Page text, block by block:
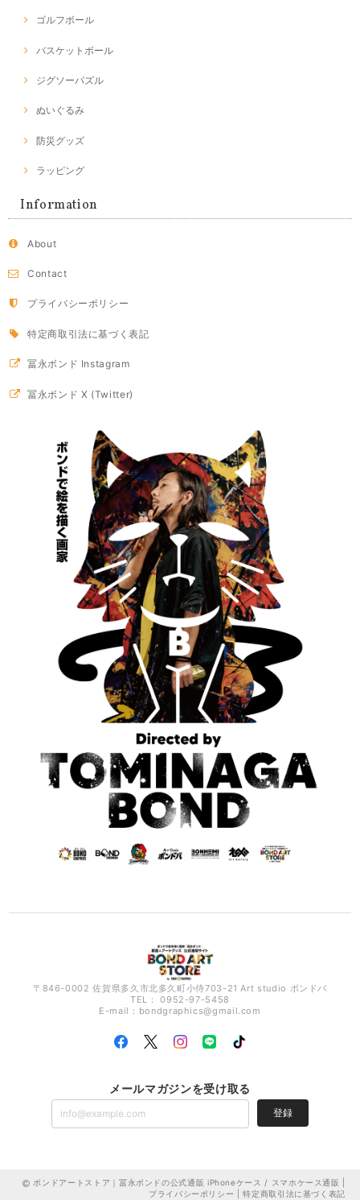
ゴルフボール
バスケットボール
ジグソーパズル
ぬいぐるみ
防災グッズ
ラッピング
Information
About
Contact
プライバシーポリシー
特定商取引法に基づく表記
冨永ボンド Instagram
冨永ボンド X (Twitter)
〒846-0002 佐賀県多久市北多久町小侍703-21 Art studio ボンドバ
TEL： 0952-97-5458
E-mail： bondgraphics@gmail.com
メールマガジンを受け取る
登録
ボンドアートストア｜冨永ボンドの公式通販 iPhoneケース / スマホケース通販 |
プライバシーポリシー
|特定商取引法に基づく表記